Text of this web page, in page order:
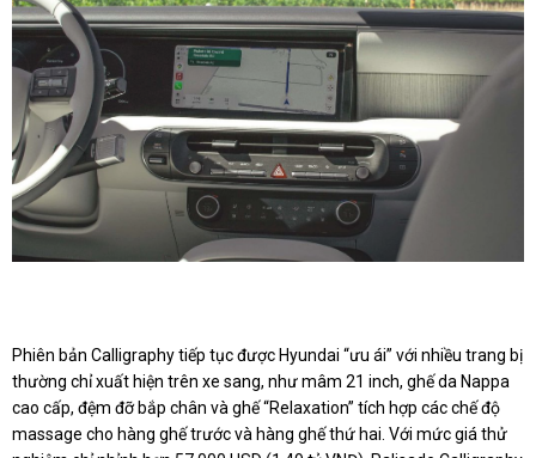
Phiên bản Calligraphy tiếp tục được Hyundai “ưu ái” với nhiều trang bị
thường chỉ xuất hiện trên xe sang, như mâm 21 inch, ghế da Nappa
cao cấp, đệm đỡ bắp chân và ghế “Relaxation” tích hợp các chế độ
massage cho hàng ghế trước và hàng ghế thứ hai. Với mức giá thử